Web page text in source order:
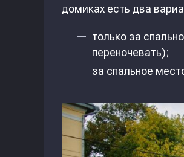
домиках есть два
только за
переночевать);
за спальное